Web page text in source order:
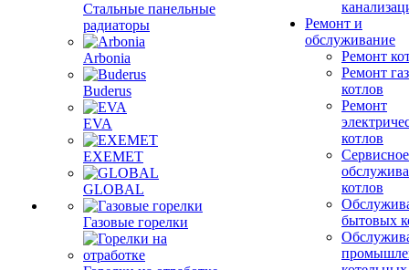
Стальные панельные
радиаторы
Arbonia
Buderus
EVA
EXEMET
GLOBAL
Газовые горелки
Ремонт и
обслуживание
Ремонт
Ремонт
котлов
Ремонт
котлов
Сервисное
котлов
бытовых